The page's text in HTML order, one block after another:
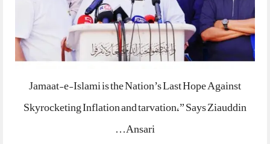
Jamaat-e-Islami is the Nation’s Last Hope Against
Skyrocketing Inflation and tarvation,” Says Ziauddin
Ansari…